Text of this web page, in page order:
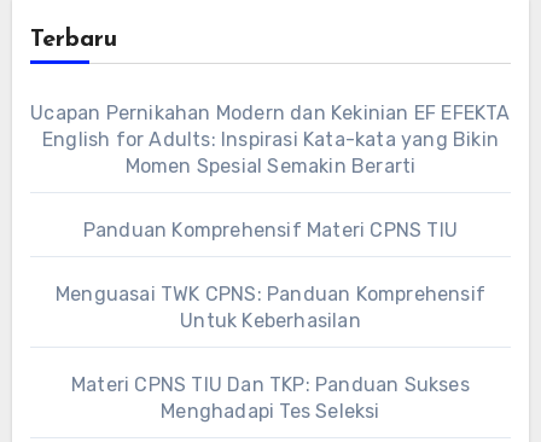
Terbaru
Ucapan Pernikahan Modern dan Kekinian EF EFEKTA
English for Adults: Inspirasi Kata-kata yang Bikin
Momen Spesial Semakin Berarti
Panduan Komprehensif Materi CPNS TIU
Menguasai TWK CPNS: Panduan Komprehensif
Untuk Keberhasilan
Materi CPNS TIU Dan TKP: Panduan Sukses
Menghadapi Tes Seleksi